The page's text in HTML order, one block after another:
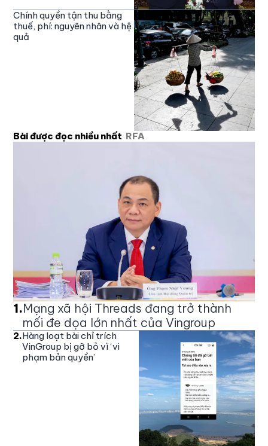
Chính quyền tận thu bằng
thuế, phí: nguyên nhân và hệ
quả
Bài được đọc nhiều nhất RFA
1.Mạng xã hội Threads đang trở thành
mối đe dọa lớn nhất của Vingroup
2.Hàng loạt bài chỉ trích
VinGroup bị gỡ bỏ vì ‘vi
phạm bản quyền’